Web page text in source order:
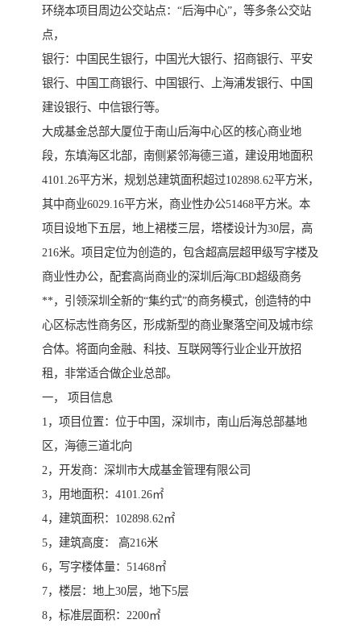
环绕本项目周边公交站点：“后海中心”，等多条公交站
点，
银行：中国民生银行，中国光大银行、招商银行、平安
银行、中国工商银行、中国银行、上海浦发银行、中国
建设银行、中信银行等。
大成基金总部大厦位于南山后海中心区的核心商业地
段，东填海区北部，南侧紧邻海德三道，建设用地面积
4101.26平方米，规划总建筑面积超过102898.62平方米，
其中商业6029.16平方米，商业性办公51468平方米。本
项目设地下五层，地上裙楼三层，塔楼设计为30层，高
216米。项目定位为创造的，包含超高层超甲级写字楼及
商业性办公，配套高尚商业的深圳后海CBD超级商务
**，引领深圳全新的“集约式”的商务模式，创造特的中
心区标志性商务区，形成新型的商业聚落空间及城市综
合体。将面向金融、科技、互联网等行业企业开放招
租，非常适合做企业总部。
一， 项目信息
1，项目位置：位于中国，深圳市，南山后海总部基地
区，海德三道北向
2，开发商：深圳市大成基金管理有限公司
3，用地面积：4101.26㎡
4，建筑面积：102898.62㎡
5，建筑高度： 高216米
6，写字楼体量：51468㎡
7，楼层：地上30层，地下5层
8，标准层面积：2200㎡